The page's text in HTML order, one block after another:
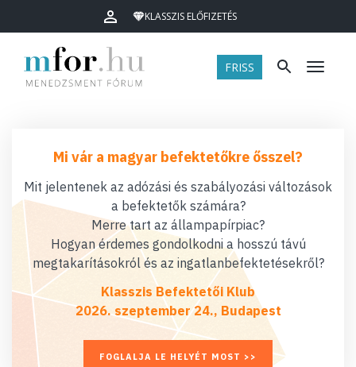
KLASSZIS ELŐFIZETÉS
FRISS Menü
Mi vár a magyar befektetőkre ősszel?
Mit jelentenek az adózási és szabályozási változások
a befektetők számára?
Merre tart az állampapírpiac?
Hogyan érdemes gondolkodni a hosszú távú
megtakarításokról és az ingatlanbefektetésekről?
Klasszis Befektetői Klub
2026. szeptember 24., Budapest
FOGLALJA LE HELYÉT MOST >>